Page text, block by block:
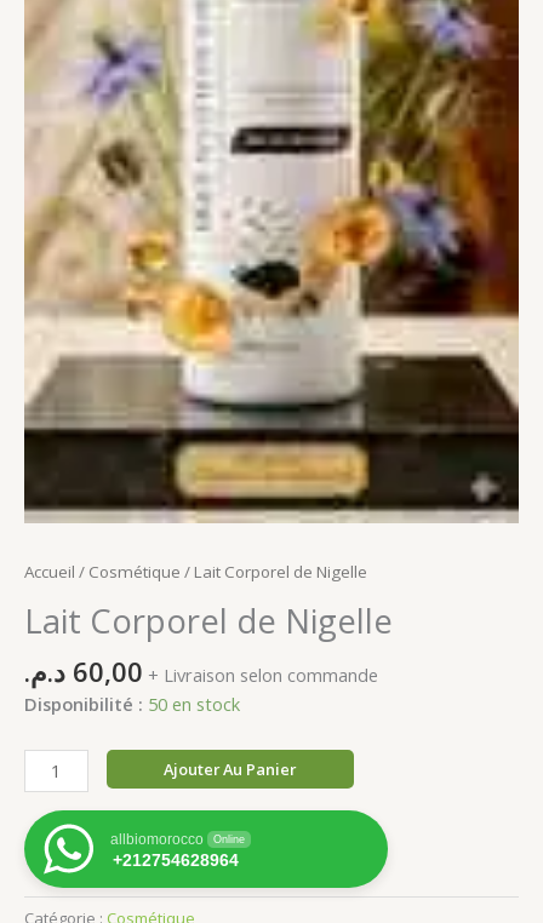
Accueil / Cosmétique / Lait Corporel de Nigelle
Lait Corporel de Nigelle
60,00 د.م.
+ Livraison selon commande
Disponibilité : 50 en stock
quantité
de
Lait
Corporel
de
Nigelle
Ajouter Au Panier
allbiomorocco Online
+212754628964
Catégorie : Cosmétique